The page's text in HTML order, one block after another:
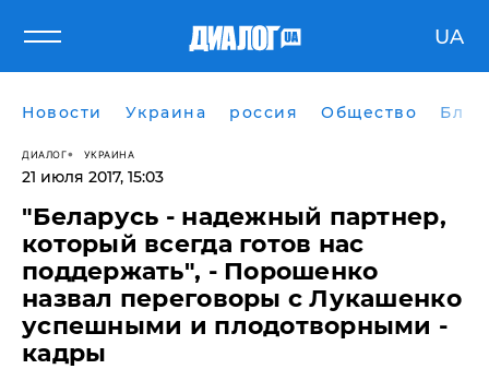
UA
Новости Украина россия Общество
ДИАЛОГ УКРАИНА
21 июля 2017, 15:03
"​Беларусь - надежный партнер,
который всегда готов нас
поддержать", - Порошенко
назвал переговоры с Лукашенко
успешными и плодотворными -
кадры